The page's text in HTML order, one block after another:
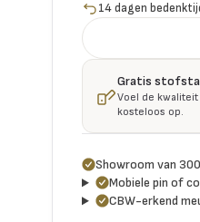
14 dagen
Gratis
Voel de
kosteloos op.
Showroom van
Mobiele pin of
CBW-erkend